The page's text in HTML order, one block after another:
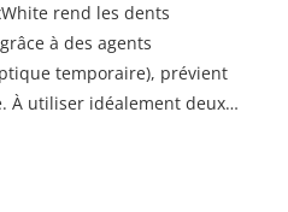
rend les dents
à des agents
temporaire), prévient
À utiliser idéalement deux